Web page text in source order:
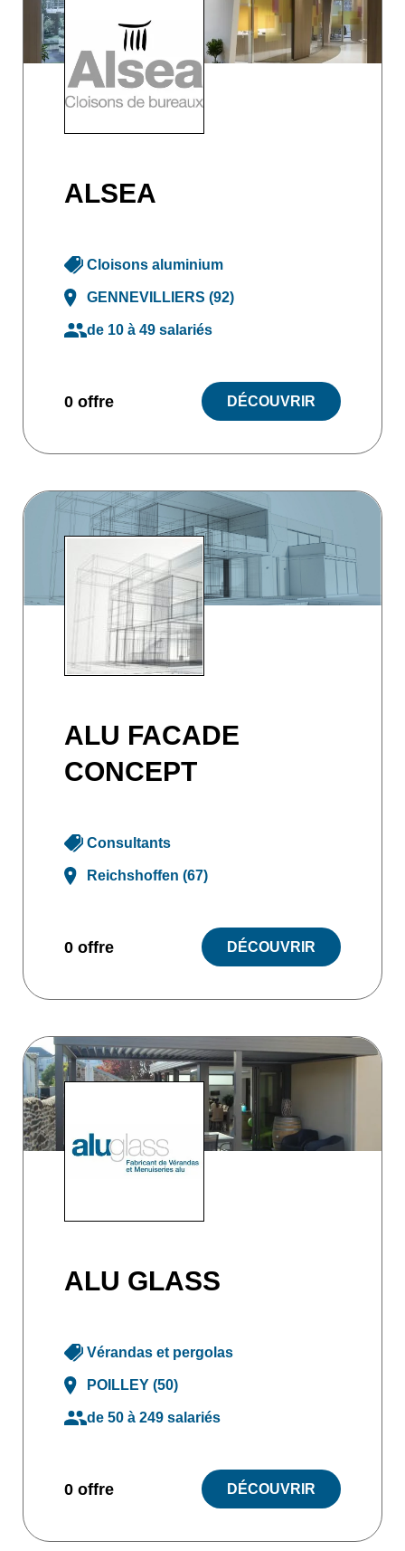
ALSEA
Cloisons aluminium
GENNEVILLIERS (92)
de 10 à 49 salariés
0 offre DÉCOUVRIR
ALU FACADE
CONCEPT
Consultants
Reichshoffen (67)
0 offre DÉCOUVRIR
ALU GLASS
Vérandas et pergolas
POILLEY (50)
de 50 à 249 salariés
0 offre DÉCOUVRIR